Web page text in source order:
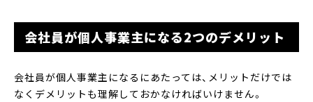
会社員が個人事業主になる2つのデメリット
会社員が個人事業主になるにあたっては、メリットだけでは
なくデメリットも理解しておかなければいけません。